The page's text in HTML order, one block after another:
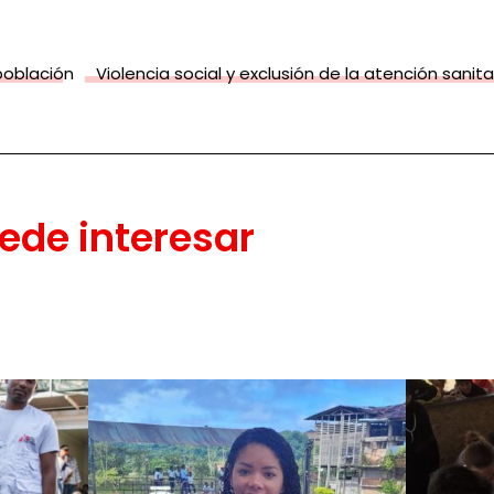
Violencia social y exclusión de la atención
interesar